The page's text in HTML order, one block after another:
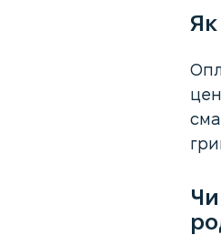
Як